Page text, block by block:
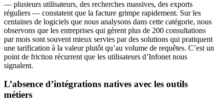
— plusieurs utilisateurs, des recherches massives, des exports
réguliers — constatent que la facture grimpe rapidement. Sur les
centaines de logiciels que nous analysons dans cette catégorie, nous
observons que les entreprises qui gèrent plus de 200 consultations
par mois sont souvent mieux servies par des solutions qui pratiquent
une tarification à la valeur plutôt qu’au volume de requêtes. C’est un
point de friction récurrent que les utilisateurs d’Infonet nous
signalent.
L’absence d’intégrations natives avec les outils
métiers